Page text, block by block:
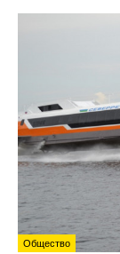
Общество